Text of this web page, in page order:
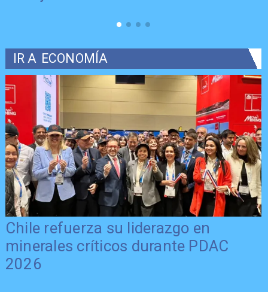
IR A ECONOMÍA
Chile refuerza su liderazgo en
minerales críticos durante PDAC
2026